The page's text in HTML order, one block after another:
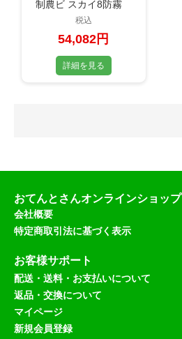
制農ビ スカイ8防霧
3×12間
0.15mm×660cm×26m
税込
54,082円
詳細を見る
おてんとさんオンラインショップ
会社概要
特定商取引法に基づく表示
お客様サポート
配送・送料・お支払いについて
返品・交換について
マイページ
新規会員登録